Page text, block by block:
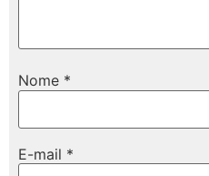
Nome *
E-mail *